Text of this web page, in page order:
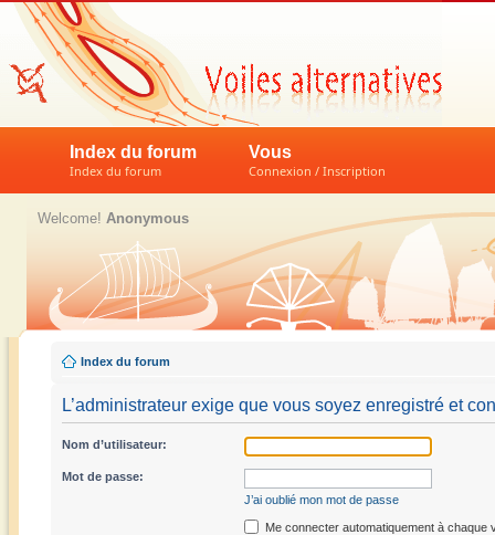
Index du forum
Index du forum
Vous
Connexion / Inscription
Welcome! Anonymous
Index du forum
L’administrateur exige que vous soyez enregistré et
Nom d’utilisateur:
Mot de passe:
J’ai oublié mon mot de passe
Me connecter automatiquement à chaque